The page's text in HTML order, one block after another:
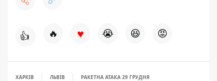
👍 🔥 ♥ 😭 😆 😡
ХАРКІВ ЛЬВІВ РАКЕТНА АТАКА 29 ГРУДНЯ